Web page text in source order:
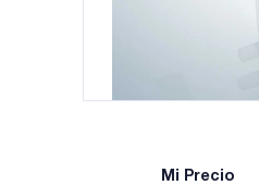
Mi Precio